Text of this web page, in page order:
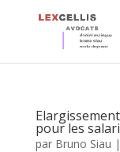
pour les
par Bruno Siau |